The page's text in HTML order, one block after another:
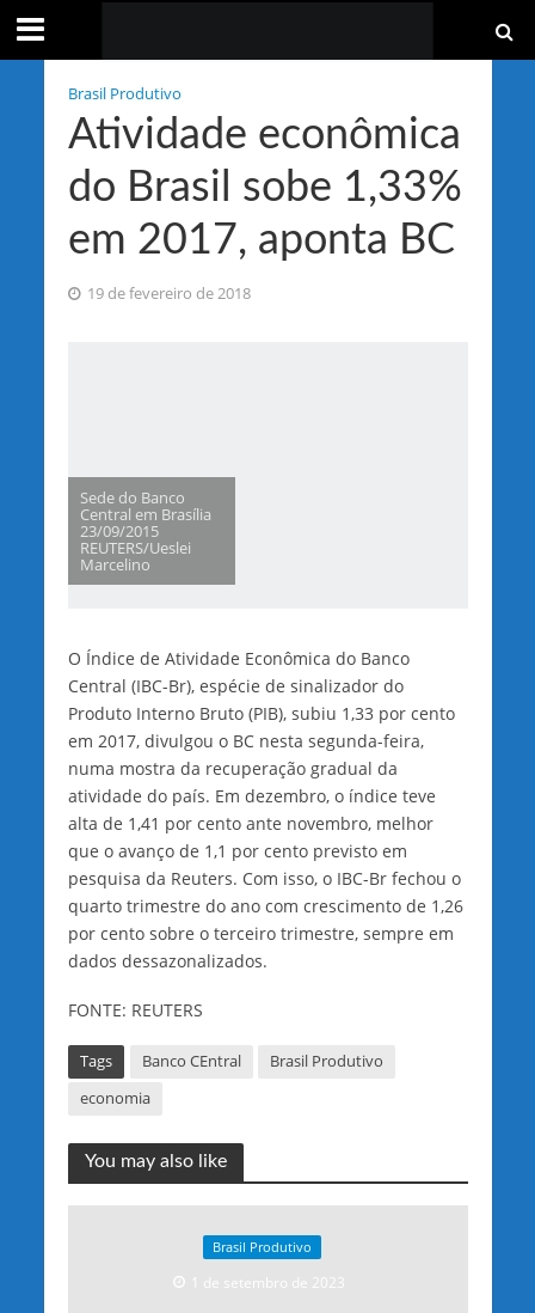
Brasil Produtivo
Atividade econômica
do Brasil sobe 1,33%
em 2017, aponta BC
19 de fevereiro de 2018
Sede do Banco
Central em Brasília
23/09/2015
REUTERS/Ueslei
Marcelino
O Índice de Atividade Econômica do Banco
Central (IBC-Br), espécie de sinalizador do
Produto Interno Bruto (PIB), subiu 1,33 por cento
em 2017, divulgou o BC nesta segunda-feira,
numa mostra da recuperação gradual da
atividade do país. Em dezembro, o índice teve
alta de 1,41 por cento ante novembro, melhor
que o avanço de 1,1 por cento previsto em
pesquisa da Reuters. Com isso, o IBC-Br fechou o
quarto trimestre do ano com crescimento de 1,26
por cento sobre o terceiro trimestre, sempre em
dados dessazonalizados.
FONTE: REUTERS
Tags Banco CEntral
Brasil Produtivo
economia
You may also like
Brasil Produtivo
1 de setembro de 2023